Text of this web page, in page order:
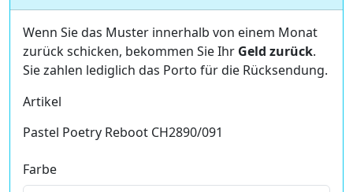
Wenn Sie das Muster innerhalb von einem Monat
zurück schicken, bekommen Sie Ihr Geld zurück.
Sie zahlen lediglich das Porto für die Rücksendung.
Artikel
Pastel Poetry Reboot CH2890/091
Farbe